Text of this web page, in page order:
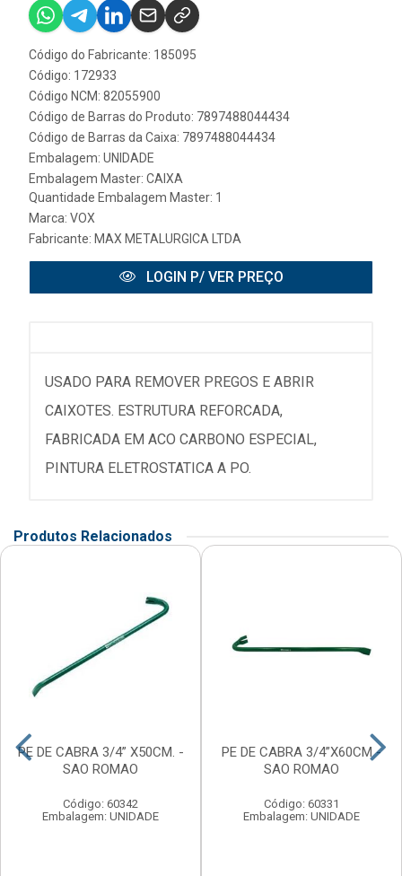
Código do Fabricante: 185095
Código: 172933
Código NCM: 82055900
Código de Barras do Produto: 7897488044434
Código de Barras da Caixa: 7897488044434
Embalagem: UNIDADE
Embalagem Master: CAIXA
Quantidade Embalagem Master: 1
Marca: VOX
Fabricante: MAX METALURGICA LTDA
LOGIN P/ VER PREÇO
USADO PARA REMOVER PREGOS E ABRIR
CAIXOTES. ESTRUTURA REFORCADA,
FABRICADA EM ACO CARBONO ESPECIAL,
PINTURA ELETROSTATICA A PO.
Produtos Relacionados
PE DE CABRA 3/4” X50CM. -
SAO ROMAO
Código: 60342
Embalagem: UNIDADE
PE DE CABRA 3/4”X60CM -
SAO ROMAO
Código: 60331
Embalagem: UNIDADE